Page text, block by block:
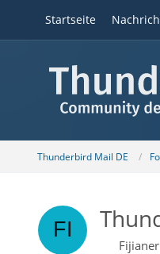
Startseite
Thunderbird Mail DE
Fijianer